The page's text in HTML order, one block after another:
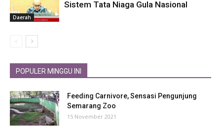
Daerah
Sistem Tata Niaga Gula Nasional
POPULER MINGGU INI
Feeding Carnivore, Sensasi Pengunjung
Semarang Zoo
15 November 2021